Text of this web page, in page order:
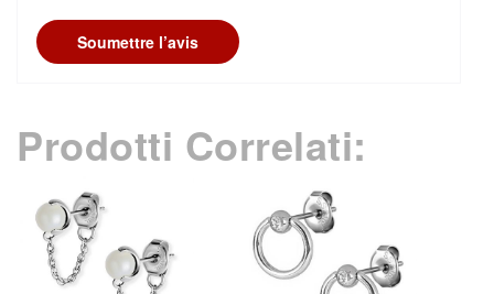
Soumettre l’avis
Prodotti Correlati: